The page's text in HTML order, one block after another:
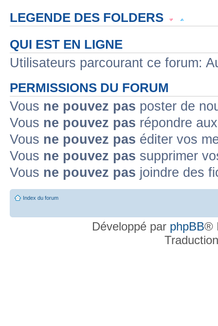
LEGENDE DES FOLDERS
Sujet populaire lu Sujet lu fermé Sujet lu fermé dans lequel j'ai posté
Sujet populaire non lu Sujet non lu fermé Sujet non lu fermé dans
Topic déplacé
Annonce lue Annonce lue fermée Annonce lue fermée dans laquelle
Annonce non lue Annonce non lue fermée Annonce non lue fermée
QUI EST EN LIGNE
Utilisateurs parcourant ce forum:
PERMISSIONS DU FORUM
Vous ne pouvez pas poster de
Vous ne pouvez pas répondre
Vous ne pouvez pas éditer vos
Vous ne pouvez pas supprimer
Vous ne pouvez pas joindre des
Index du forum
Développé par phpBB®